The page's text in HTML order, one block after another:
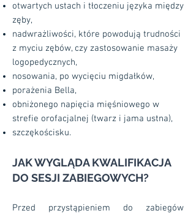
otwartych ustach i tłoczeniu języka między
zęby,
nadwrażliwości, które powodują trudności
z myciu zębów, czy zastosowanie masaży
logopedycznych,
nosowania, po wycięciu migdałków,
porażenia Bella,
obniżonego napięcia mięśniowego w
strefie orofacjalnej (twarz i jama ustna),
szczękościsku.
JAK WYGLĄDA KWALIFIKACJA
DO SESJI ZABIEGOWYCH?
Przed przystąpieniem do zabiegów